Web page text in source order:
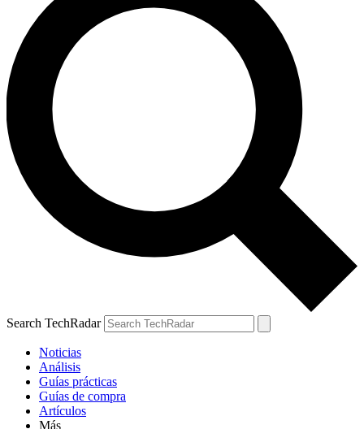
Search TechRadar
Noticias
Análisis
Guías prácticas
Guías de compra
Artículos
Más